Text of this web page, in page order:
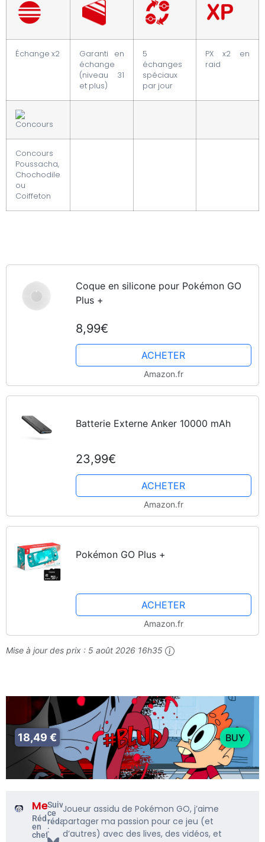
Échange x2
Garanti en
échange
(niveau 31
et plus)
5
échanges
spéciaux
par jour
PX x2 en
raid
Concours
Poussacha,
Chochodile
ou
Coiffeton
Coque en silicone pour Pokémon GO
Plus +
8,99€
ACHETER
Amazon.fr
Batterie Externe Anker 10000 mAh
23,99€
ACHETER
Amazon.fr
Pokémon GO Plus +
ACHETER
Amazon.fr
Mise à jour des prix : 5 août 2026 16h35
18,49 € BUY
Me5rine_
Rédacteur
en
chef
Suivre
ce
rédacteur
:
Joueur assidu de Pokémon GO, j’aime
partager ma passion pour ce jeu (et
d’autres) avec des lives, des vidéos, et